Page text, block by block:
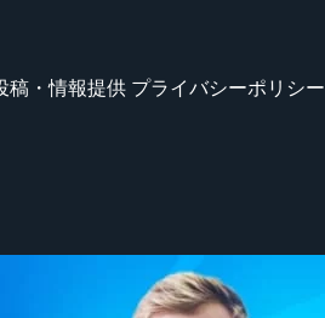
稿・情報提供 プライバシーポリシー